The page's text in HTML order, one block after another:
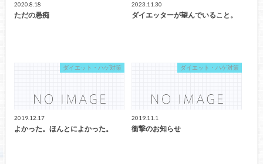
2020.8.18
ただの愚痴
2023.11.30
ダイエッターが望んでいること。
ダイエット・ハゲ対策
2019.12.17
よかった。ほんとによかった。
ダイエット・ハゲ対策
2019.11.1
衝撃のお知らせ